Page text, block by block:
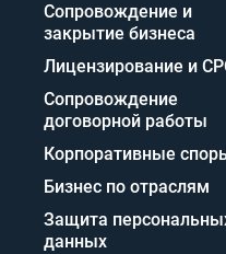
Сопровождение и
закрытие бизнеса
Лицензирование и
Сопровождение
договорной работы
Корпоративные
Бизнес по отраслям
Защита
данных